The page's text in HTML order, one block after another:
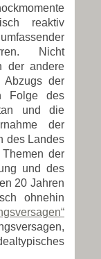
reaktiv
Nicht
der andere
Abzugs der
Folge des
und die
der
des Landes
der
und des
20 Jahren
ohnehin